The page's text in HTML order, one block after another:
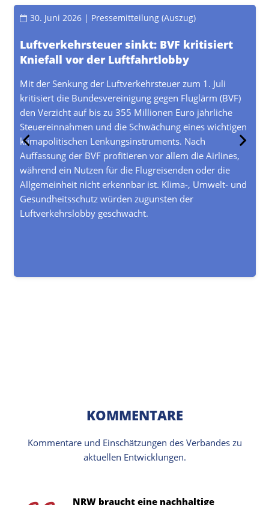
30. Juni 2026| Pressemitteilung (Auszug)
Luftverkehrsteuer sinkt: BVF kritisiert
Kniefall vor der Luftfahrtlobby
Mit der Senkung der Luftverkehrsteuer zum 1. Juli
kritisiert die Bundesvereinigung gegen Fluglärm (BVF)
den Verzicht auf bis zu 355 Millionen Euro jährliche
Steuereinnahmen und die Schwächung eines wichtigen
klimapolitischen Lenkungsinstruments. Nach
Auffassung der BVF profitieren vor allem die Airlines,
während ein Nutzen für die Flugreisenden oder die
Allgemeinheit nicht erkennbar ist. Klima-, Umwelt- und
Gesundheitsschutz würden zugunsten der
Luftverkehrslobby geschwächt.
KOMMENTARE
Kommentare und Einschätzungen des Verbandes zu
aktuellen Entwicklungen.
NRW braucht eine nachhaltige